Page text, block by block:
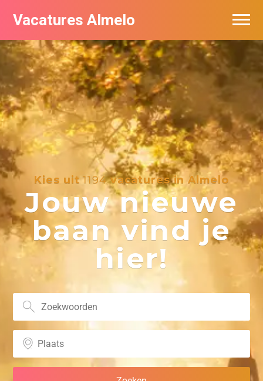
Vacatures Almelo
Kies uit1194vacatures in Almelo
Jouw nieuwe
baan vind je
hier!
Vacatures per bedrijf
De populairste vacatures in Almelo
Nieuwsbrief feed